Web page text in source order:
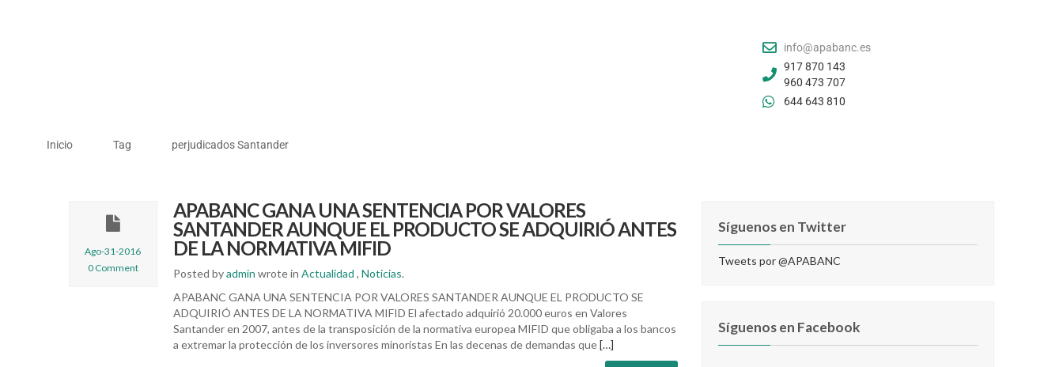
info@apabanc.es
917 870 143
960 473 707
644 643 810
Inicio Tag perjudicados Santander
Ago-31-2016
0 Comment
APABANC GANA UNA SENTENCIA POR VALORES
SANTANDER AUNQUE EL PRODUCTO SE ADQUIRIÓ ANTES
DE LA NORMATIVA MIFID
Posted byadmin wrote in Actualidad , Noticias.
APABANC GANA UNA SENTENCIA POR VALORES SANTANDER AUNQUE EL PRODUCTO SE
ADQUIRIÓ ANTES DE LA NORMATIVA MIFID El afectado adquirió 20.000 euros en Valores
Santander en 2007, antes de la transposición de la normativa europea MIFID que obligaba a los bancos
a extremar la protección de los inversores minoristas En las decenas de demandas que[…]
Síguenos en Twitter
Tweets por @APABANC
Síguenos en Facebook